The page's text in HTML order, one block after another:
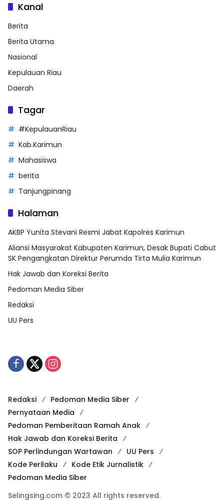
Kanal
Berita
Berita Utama
Nasional
Kepulauan Riau
Daerah
Tagar
#KepulauanRiau
Kab.Karimun
Mahasiswa
berita
Tanjungpinang
Halaman
AKBP Yunita Stevani Resmi Jabat Kapolres Karimun
Aliansi Masyarakat Kabupaten Karimun, Desak Bupati Cabut
SK Pengangkatan Direktur Perumda Tirta Mulia Karimun
Hak Jawab dan Koreksi Berita
Pedoman Media Siber
Redaksi
UU Pers
Redaksi
Pedoman Media Siber
Pernyataan Media
Pedoman Pemberitaan Ramah Anak
Hak Jawab dan Koreksi Berita
SOP Perlindungan Wartawan
UU Pers
Kode Perilaku
Kode Etik Jurnalistik
Pedoman Media Siber
Selingsing.com © 2023 All rights reserved.